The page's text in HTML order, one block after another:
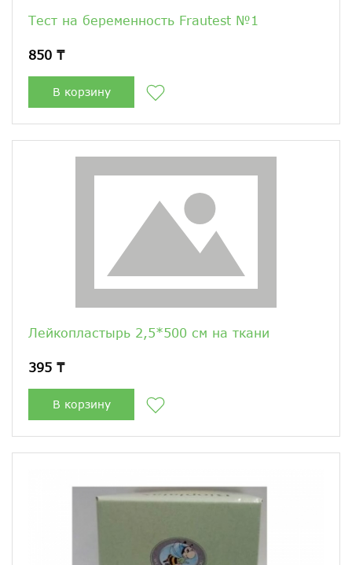
Тест на беременность Frautest №1
850 ₸
В корзину
Лейкопластырь 2,5*500 см на ткани
395 ₸
В корзину